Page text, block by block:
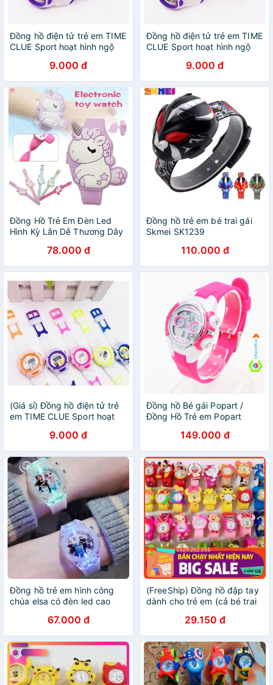
Đồng hồ điện tử trẻ em TIME
CLUE Sport hoạt hình ngộ
9.000 đ
Đồng hồ điện tử trẻ em TIME
CLUE Sport hoạt hình ngộ
9.000 đ
Đồng Hồ Trẻ Em Đèn Led
Hình Kỳ Lân Dễ Thương Dây
78.000 đ
Đồng hồ trẻ em bé trai gái
Skmei SK1239
110.000 đ
(Giá sỉ) Đồng hồ điện tử trẻ
em TIME CLUE Sport hoạt
9.000 đ
Đồng hồ Bé gái Popart /
Đồng Hồ Trẻ em Popart
149.000 đ
Đồng hồ trẻ em hình công
chúa elsa có đèn led cao
67.000 đ
(FreeShip) Đồng hồ đập tay
dành cho trẻ em (cả bé trai
29.150 đ